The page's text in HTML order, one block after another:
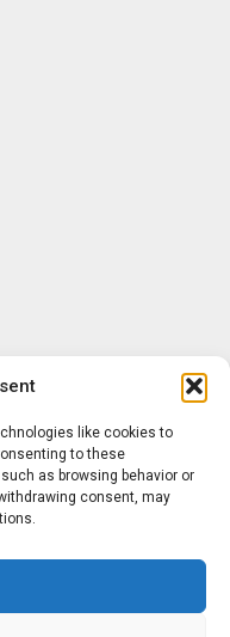
like cookies to
to these
as browsing behavior or
consent, may